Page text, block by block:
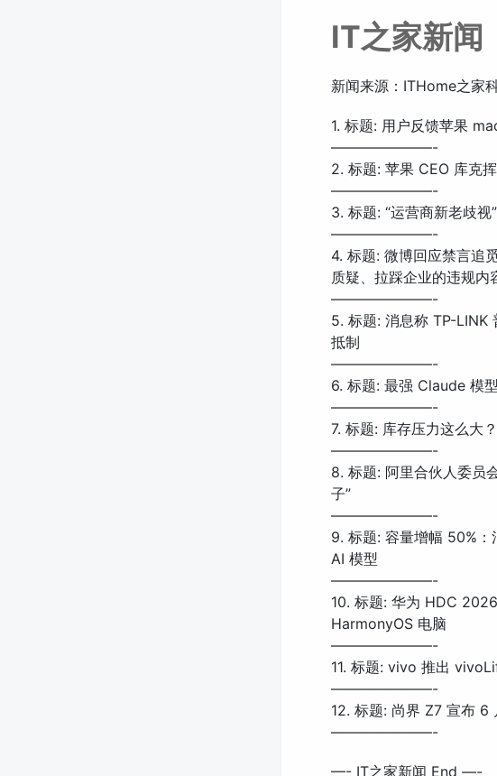
IT之家新闻
新闻来源：ITHome之家
1. 标题: 用户反馈苹果
———————-
2. 标题: 苹果 CEO 库克
———————-
3. 标题: “运营商新老歧
———————-
4. 标题: 微博回应禁言追
质疑、拉踩企业的违规内
———————-
5. 标题: 消息称 TP-LINK
抵制
———————-
6. 标题: 最强 Claude 模
———————-
7. 标题: 库存压力这么大
———————-
8. 标题: 阿里合伙人委员
子”
———————-
9. 标题: 容量增幅 50%
AI 模型
———————-
10. 标题: 华为 HDC
HarmonyOS 电脑
———————-
11. 标题: vivo 推出
———————-
12. 标题: 尚界 Z7 宣布 6
———————-
—- IT之家新闻 End —-